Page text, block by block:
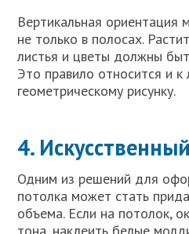
Вертикальная
не только в полосах.
листья и цветы должны
Это правило относится и
геометрическому рисунку.
4.
Одним из решений для
потолка может стать
объема. Если на потолок,